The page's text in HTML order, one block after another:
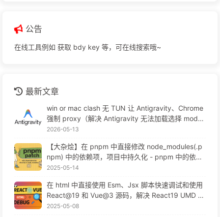
公告
在线工具例如 获取 bdy key 等，可在线搜索哦~
最新文章
win or mac clash 无 TUN 让 Antigravity、Chrome
强制 proxy（解决 Antigravity 无法加载选择 mode
l、自动更新无法登录、跳转）
2026-05-13
【大杂烩】在 pnpm 中直接修改 node_modules(.p
npm) 中的依赖项，项目中持久化 - pnpm 中的依赖
处理、幽灵依赖、寻址规则等
2025-05-14
在 html 中直接使用 Esm、Jsx 脚本快速调试和使用
React@19 和 Vue@3 源码，解决 React19 UMD 构
建等问题
2025-05-08